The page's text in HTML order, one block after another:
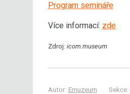
Program semináře
Více informací: zde
Zdroj: icom.museum
Autor: Emuzeum Sekce: